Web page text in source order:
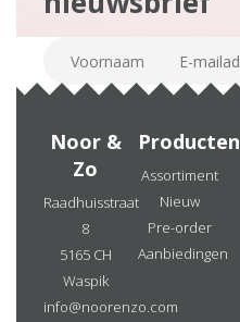
Noor &
Zo
Raadhuisstraat
8
5165 CH
Waspik
info@noorenzo.com
Producten
Assortiment
Nieuw
Pre-order
Aanbiedingen